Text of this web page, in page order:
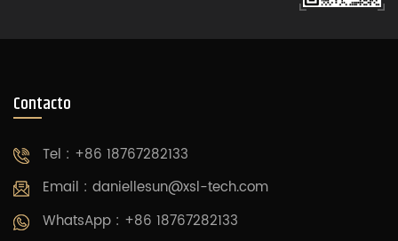
Contacto
Tel : +86 18767282133
Email : daniellesun@xsl-tech.com
WhatsApp : +86 18767282133